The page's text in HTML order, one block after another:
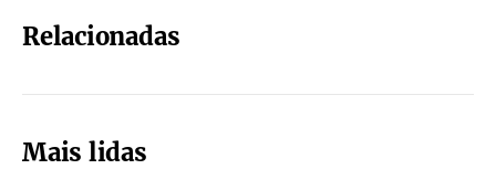
Relacionadas
Mais lidas